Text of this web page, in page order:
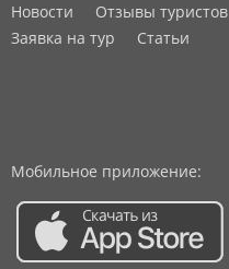
Новости Отзывы туристов
Заявка на тур
Статьи
Мобильное приложение: